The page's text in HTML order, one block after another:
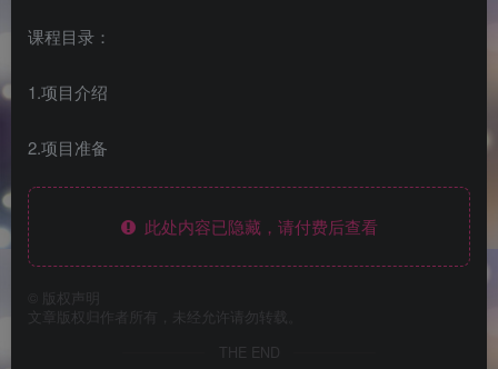
课程目录：
1.项目介绍
2.项目准备
此处内容已隐藏，请付费后查看
版权声明
文章版权归作者所有，未经允许请勿转载。
THE END